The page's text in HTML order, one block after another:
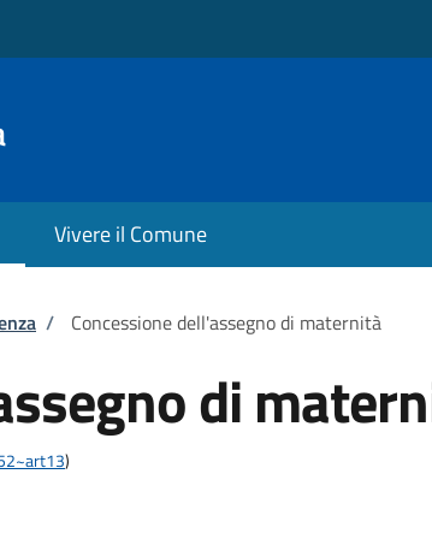
Vivere il Comune
/ Concessione dell'assegno di maternità
di
)